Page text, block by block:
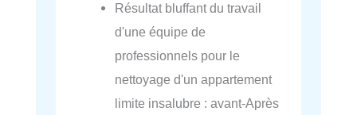
Résultat bluffant du travail
d'une équipe de
professionnels pour le
nettoyage d'un appartement
limite insalubre : avant-Après